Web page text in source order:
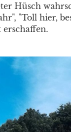
Hüsch
"Toll hier,